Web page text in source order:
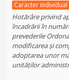
Caracter individual
Hotărâre privind
încadrării în
prevederile
modificarea și
adoptarea unor
unităților